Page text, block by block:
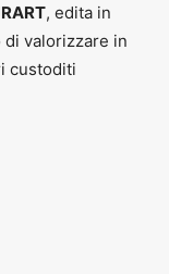
, edita in
di valorizzare in
custoditi